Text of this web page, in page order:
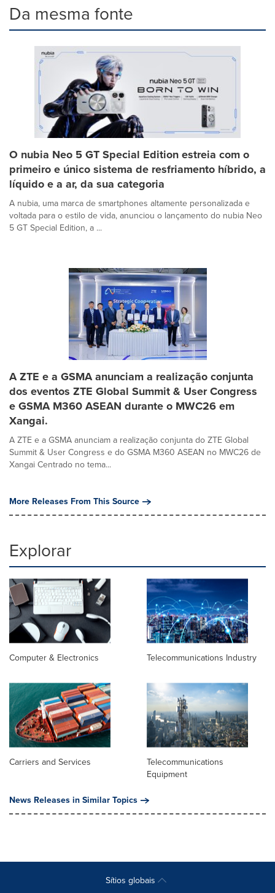
Da mesma fonte
O nubia Neo 5 GT Special Edition estreia com o
primeiro e único sistema de resfriamento híbrido, a
líquido e a ar, da sua categoria
A nubia, uma marca de smartphones altamente personalizada e
voltada para o estilo de vida, anunciou o lançamento do nubia Neo
5 GT Special Edition, a ...
A ZTE e a GSMA anunciam a realização conjunta
dos eventos ZTE Global Summit & User Congress
e GSMA M360 ASEAN durante o MWC26 em
Xangai.
A ZTE e a GSMA anunciam a realização conjunta do ZTE Global
Summit & User Congress e do GSMA M360 ASEAN no MWC26 de
Xangai Centrado no tema...
More Releases From This Source
Explorar
Computer & Electronics Telecommunications Industry
Carriers and Services
Telecommunications
Equipment
News Releases in Similar Topics
Sítios globais